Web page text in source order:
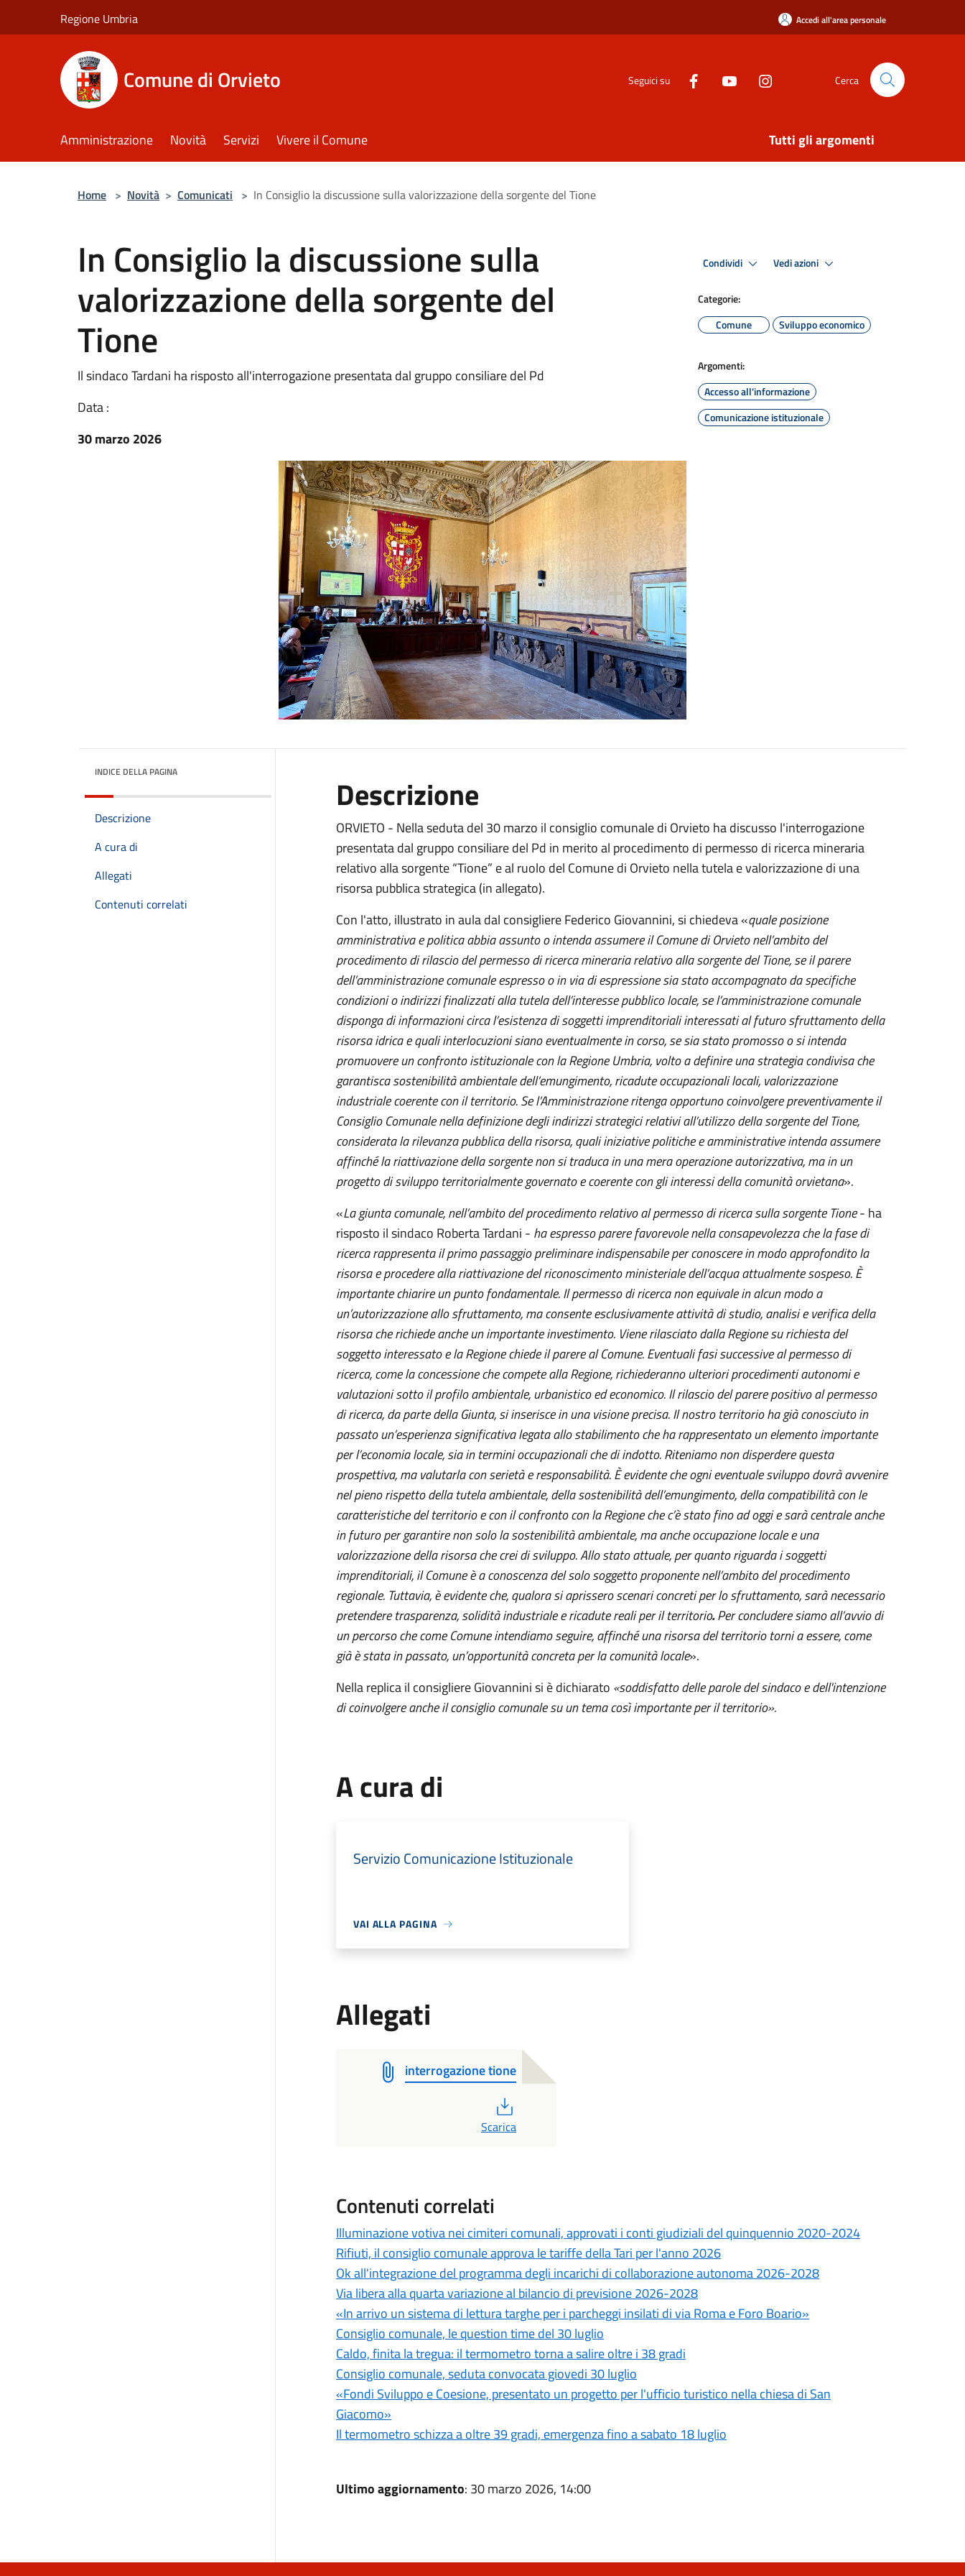
Regione Umbria Accedi all'area personale
Comune di Orvieto Seguici su Cerca
Amministrazione Novità Servizi Vivere il Comune Tutti gli argomenti
Home > Novità > Comunicati > In Consiglio la discussione sulla valorizzazione della sorgente del Tione
In Consiglio la discussione sulla
valorizzazione della sorgente del
Tione
Il sindaco Tardani ha risposto all'interrogazione presentata dal gruppo consiliare del Pd
Data :
30 marzo 2026
Condividi Vedi azioni
Categorie:
Comune
Sviluppo economico
Argomenti:
Accesso all'informazione
Comunicazione istituzionale
INDICE DELLA PAGINA
Descrizione
A cura di
Allegati
Contenuti correlati
Descrizione
ORVIETO - Nella seduta del 30 marzo il consiglio comunale di Orvieto ha discusso l'interrogazione
presentata dal gruppo consiliare del Pd in merito al procedimento di permesso di ricerca mineraria
relativo alla sorgente “Tione” e al ruolo del Comune di Orvieto nella tutela e valorizzazione di una
risorsa pubblica strategica (in allegato).
Con l'atto, illustrato in aula dal consigliere Federico Giovannini, si chiedeva «quale posizione
amministrativa e politica abbia assunto o intenda assumere il Comune di Orvieto nell’ambito del
procedimento di rilascio del permesso di ricerca mineraria relativo alla sorgente del Tione, se il parere
dell’amministrazione comunale espresso o in via di espressione sia stato accompagnato da specifiche
condizioni o indirizzi finalizzati alla tutela dell’interesse pubblico locale, se l’amministrazione comunale
disponga di informazioni circa l’esistenza di soggetti imprenditoriali interessati al futuro sfruttamento della
risorsa idrica e quali interlocuzioni siano eventualmente in corso, se sia stato promosso o si intenda
promuovere un confronto istituzionale con la Regione Umbria, volto a definire una strategia condivisa che
garantisca sostenibilità ambientale dell’emungimento, ricadute occupazionali locali, valorizzazione
industriale coerente con il territorio. Se l’Amministrazione ritenga opportuno coinvolgere preventivamente il
Consiglio Comunale nella definizione degli indirizzi strategici relativi all’utilizzo della sorgente del Tione,
considerata la rilevanza pubblica della risorsa, quali iniziative politiche e amministrative intenda assumere
affinché la riattivazione della sorgente non si traduca in una mera operazione autorizzativa, ma in un
progetto di sviluppo territorialmente governato e coerente con gli interessi della comunità orvietana».
«La giunta comunale, nell’ambito del procedimento relativo al permesso di ricerca sulla sorgente Tione- ha
risposto il sindaco Roberta Tardani - ha espresso parere favorevole nella consapevolezza che la fase di
ricerca rappresenta il primo passaggio preliminare indispensabile per conoscere in modo approfondito la
risorsa e procedere alla riattivazione del riconoscimento ministeriale dell’acqua attualmente sospeso.È
importante chiarire un punto fondamentale. Il permesso di ricerca non equivale in alcun modo a
un’autorizzazione allo sfruttamento, ma consente esclusivamente attività di studio, analisi e verifica della
risorsa che richiede anche un importante investimento. Viene rilasciato dalla Regione su richiesta del
soggetto interessato e la Regione chiede il parere al Comune. Eventuali fasi successive al permesso di
ricerca, come la concessione che compete alla Regione, richiederanno ulteriori procedimenti autonomi e
valutazioni sotto il profilo ambientale, urbanistico ed economico. Il rilascio del parere positivo al permesso
di ricerca, da parte della Giunta, si inserisce in una visione precisa. Il nostro territorio ha già conosciuto in
passato un’esperienza significativa legata allo stabilimento che ha rappresentato un elemento importante
per l’economia locale, sia in termini occupazionali che di indotto. Riteniamo non disperdere questa
prospettiva, ma valutarla con serietà e responsabilità. È evidente che ogni eventuale sviluppo dovrà avvenire
nel pieno rispetto della tutela ambientale, della sostenibilità dell’emungimento, della compatibilità con le
caratteristiche del territorio e con il confronto con la Regione che c’è stato fino ad oggi e sarà centrale anche
in futuro per garantire non solo la sostenibilità ambientale, ma anche occupazione locale e una
valorizzazione della risorsa che crei di sviluppo. Allo stato attuale, per quanto riguarda i soggetti
imprenditoriali, il Comune è a conoscenza del solo soggetto proponente nell’ambito del procedimento
regionale. Tuttavia, è evidente che, qualora si aprissero scenari concreti per lo sfruttamento, sarà necessario
pretendere trasparenza, solidità industriale e ricadute reali per il territorio.Per concludere siamo all’avvio di
un percorso che come Comune intendiamo seguire, affinché una risorsa del territorio torni a essere, come
già è stata in passato, un’opportunità concreta per la comunità locale».
Nella replica il consigliere Giovannini si è dichiarato «soddisfatto delle parole del sindaco e dell'intenzione
di coinvolgere anche il consiglio comunale su un tema così importante per il territorio».
A cura di
Servizio Comunicazione Istituzionale
VAI ALLA PAGINA
Allegati
interrogazione tione
Scarica
Contenuti correlati
Illuminazione votiva nei cimiteri comunali, approvati i conti giudiziali del quinquennio 2020-2024
Rifiuti, il consiglio comunale approva le tariffe della Tari per l'anno 2026
Ok all'integrazione del programma degli incarichi di collaborazione autonoma 2026-2028
Via libera alla quarta variazione al bilancio di previsione 2026-2028
«In arrivo un sistema di lettura targhe per i parcheggi insilati di via Roma e Foro Boario»
Consiglio comunale, le question time del 30 luglio
Caldo, finita la tregua: il termometro torna a salire oltre i 38 gradi
Consiglio comunale, seduta convocata giovedi 30 luglio
«Fondi Sviluppo e Coesione, presentato un progetto per l'ufficio turistico nella chiesa di San
Giacomo»
Il termometro schizza a oltre 39 gradi, emergenza fino a sabato 18 luglio
Ultimo aggiornamento: 30 marzo 2026, 14:00